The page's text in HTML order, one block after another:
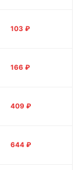
103 ₽
166 ₽
409 ₽
644 ₽